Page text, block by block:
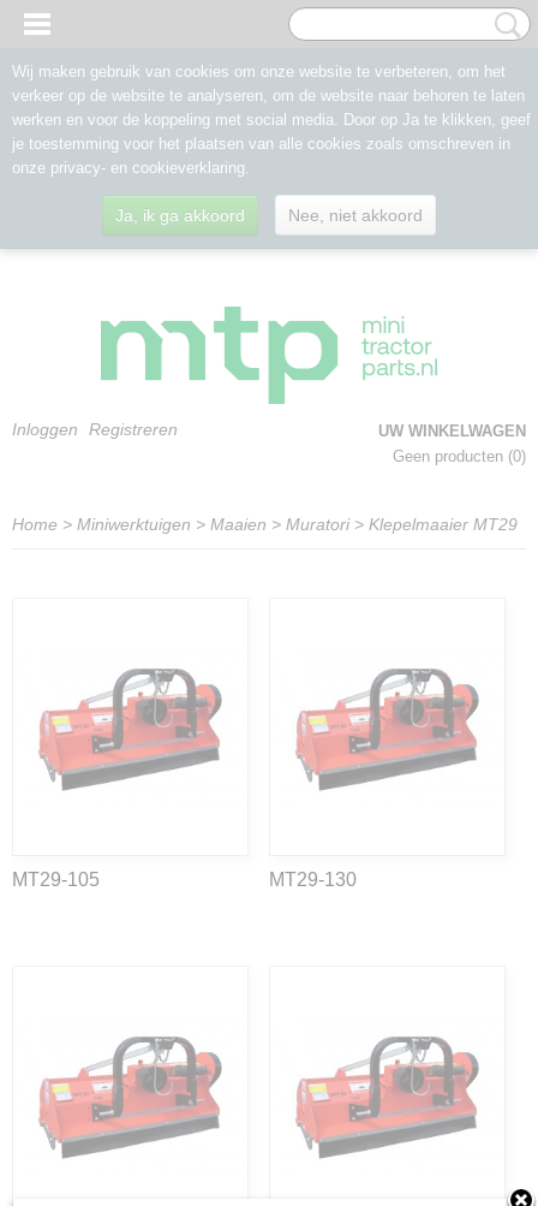
Inloggen Registreren
UW WINKELWAGEN
Geen producten (0)
Home > Miniwerktuigen > Maaien > Muratori> Klepelmaaier MT29
MT29-105 MT29-130
Wij maken gebruik van cookies om onze website te verbeteren, om het
verkeer op de website te analyseren, om de website naar behoren te laten
werken en voor de koppeling met social media. Door op Ja te klikken, geef
je toestemming voor het plaatsen van alle cookies zoals omschreven in
onze privacy- en cookieverklaring.
Ja, ik ga akkoord Nee, niet akkoord